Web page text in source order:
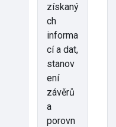
získaný
ch
informa
cí a dat,
stanov
ení
závěrů
a
porovn